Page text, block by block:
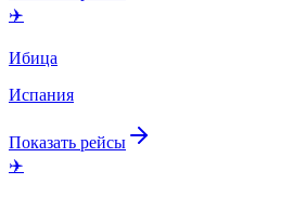
✈️
Ибица
Испания
Показать рейсы
✈️